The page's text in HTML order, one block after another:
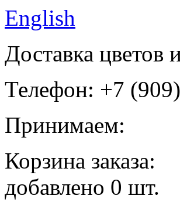
English
Доставка цветов
Телефон: +7
Принимаем:
Корзина заказа:
добавлено 0 шт.